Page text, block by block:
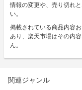
情報の変更や、売り切れ
い。
掲載されている商品内容
あり、楽天市場はその内
ん。
関連ジャンル